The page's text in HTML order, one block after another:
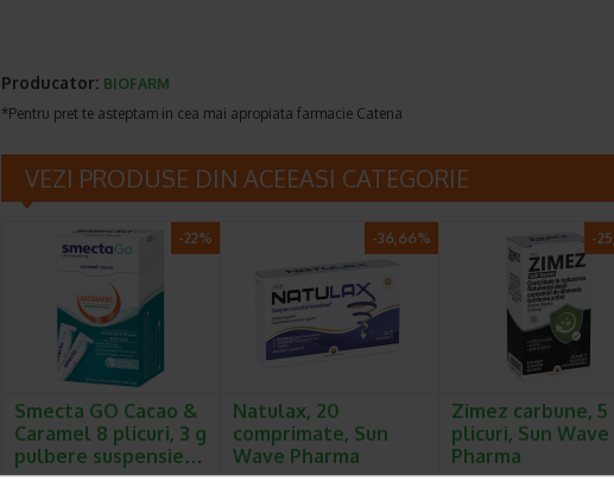
Producator: BIOFARM
*Pentru pret te asteptam in cea mai apropiata farmacie Catena
VEZI PRODUSE DIN ACEEASI CATEGORIE
-22%
Smecta GO Cacao &
Caramel 8 plicuri, 3 g
pulbere suspensie…
-36,66%
Natulax, 20
comprimate, Sun
Wave Pharma
-
Zimez carbune, 5
plicuri, Sun Wave
Pharma